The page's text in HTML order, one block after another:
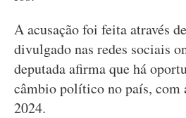
A acusação foi feita através
divulgado nas redes sociais
deputada afirma que há
câmbio político no país, com
2024.